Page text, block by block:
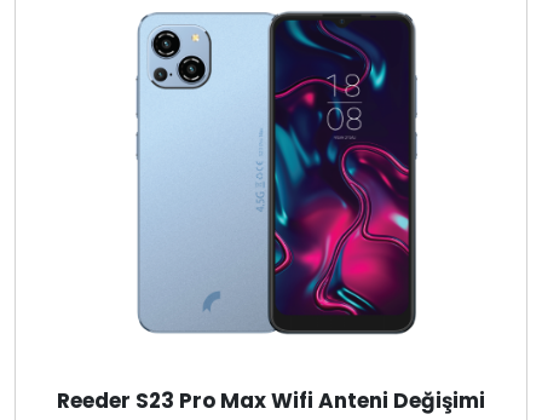
Reeder S23 Pro Max Wifi Anteni Değişimi